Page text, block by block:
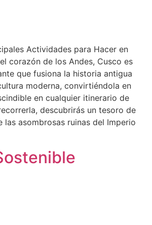
Actividades para Hacer en
corazón de los Andes, Cusco es
que fusiona la historia antigua
moderna, convirtiéndola en
en cualquier itinerario de
descubrirás un tesoro de
las asombrosas ruinas del Imperio